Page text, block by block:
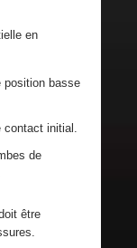
en
position basse
initial.
de
être